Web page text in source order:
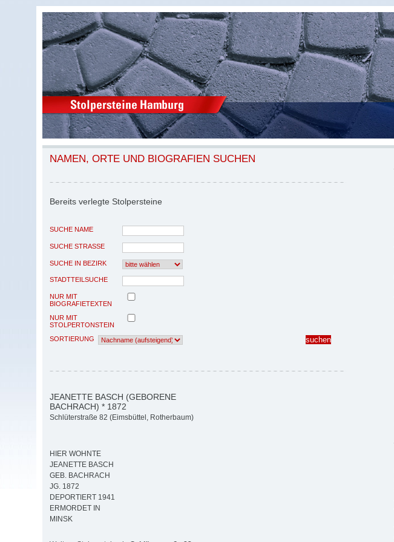
NAMEN, ORTE UND BIOGRAFIEN SUCHEN
Bereits verlegte Stolpersteine
SUCHE NAME
SUCHE STRASSE
SUCHE IN BEZIRK
STADTTEILSUCHE
NUR MIT
BIOGRAFIETEXTEN
NUR MIT
STOLPERTONSTEIN
SORTIERUNG
JEANETTE BASCH (GEBORENE
BACHRACH) * 1872
Schlüterstraße 82 (Eimsbüttel, Rotherbaum)
HIER WOHNTE
JEANETTE BASCH
GEB. BACHRACH
JG. 1872
DEPORTIERT 1941
ERMORDET IN
MINSK